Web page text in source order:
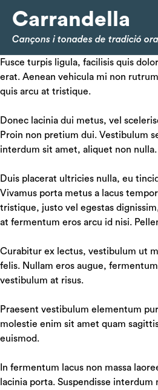
Carrandella
Cançons i tonades de tradició
Fusce turpis ligula, facilisis quis
erat. Aenean vehicula mi non
quis arcu at tristique.
Donec lacinia dui metus, vel
Proin non pretium dui. Vestibulum
interdum sit amet, aliquet non nulla.
Duis placerat ultricies nulla, eu
Vivamus porta metus a lacus
tristique, justo vel egestas
at fermentum eros arcu id nisi.
Curabitur ex lectus, vestibulum ut
felis. Nullam eros augue,
vestibulum at risus.
Praesent vestibulum elementum
molestie enim sit amet quam
euismod.
In fermentum lacus non massa
lacinia porta. Suspendisse